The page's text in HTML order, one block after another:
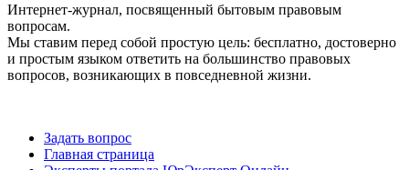
Интернет-журнал, посвященный бытовым правовым
вопросам.
Мы ставим перед собой простую цель: бесплатно, достоверно
и простым языком ответить на большинство правовых
вопросов, возникающих в повседневной жизни.
Задать вопрос
Главная страница